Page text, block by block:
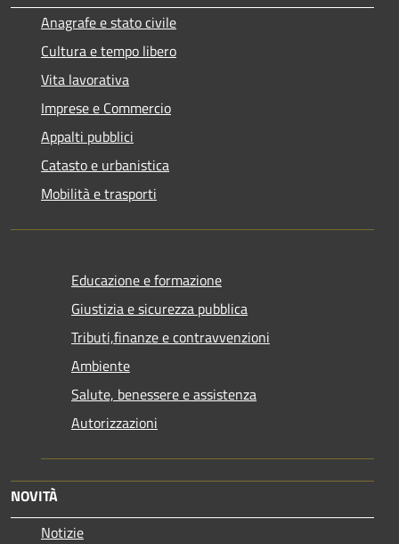
Anagrafe e stato civile
Cultura e tempo libero
Vita lavorativa
Imprese e Commercio
Appalti pubblici
Catasto e urbanistica
Mobilità e trasporti
Educazione e formazione
Giustizia e sicurezza pubblica
Tributi,finanze e contravvenzioni
Ambiente
Salute, benessere e assistenza
Autorizzazioni
NOVITÀ
Notizie